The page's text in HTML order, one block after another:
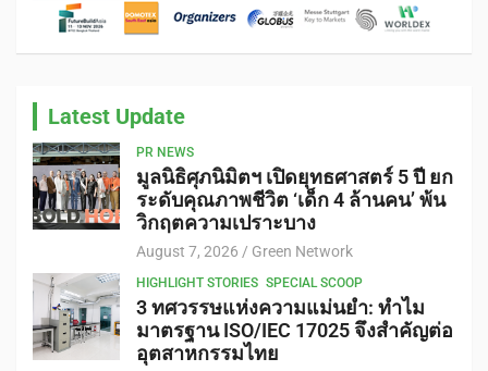
Latest Update
PR NEWS
มูลนิธิศุภนิมิตฯ เปิดยุทธศาสตร์ 5 ปี ยก
ระดับคุณภาพชีวิต ‘เด็ก 4 ล้านคน’ พ้น
วิกฤตความเปราะบาง
August 7, 2026 Green Network
HIGHLIGHT STORIES SPECIAL SCOOP
3 ทศวรรษแห่งความแม่นยำ: ทำไม
มาตรฐาน ISO/IEC 17025 จึงสำคัญต่อ
อุตสาหกรรมไทย